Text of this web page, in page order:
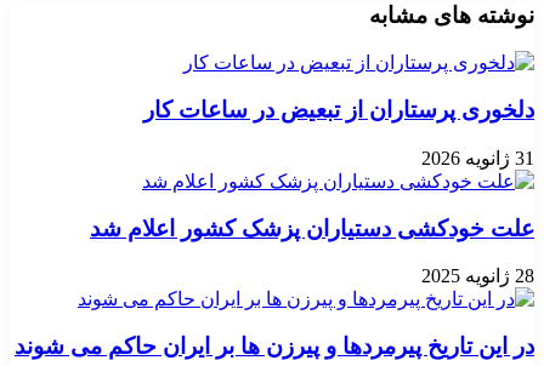
نوشته های مشابه
دلخوری پرستاران از تبعیض در ساعات کار
31 ژانویه 2026
علت خودکشی دستیاران پزشک کشور اعلام شد
28 ژانویه 2025
در این تاریخ پیرمردها و پیرزن ها بر ایران حاکم می شوند